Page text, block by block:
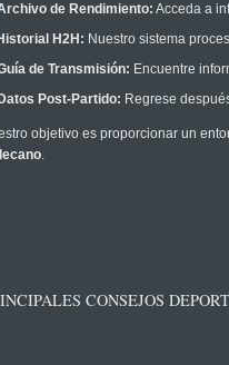
de Rendimiento: Acceda a
H2H: Nuestro sistema
de Transmisión: Encuentre
Datos Post-Partido: Regrese
objetivo es proporcionar un
.
CONSEJOS